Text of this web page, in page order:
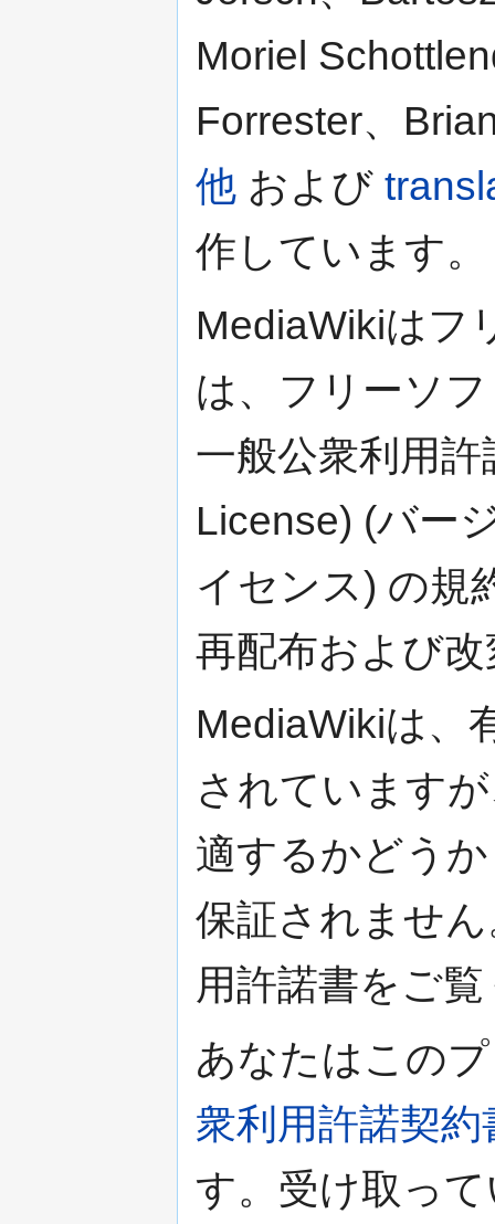
Moriel
Forrester、
他 および
作しています。
MediaWikiはフ
は、フリーソ
一般公衆利用
License) (バー
イセンス) の規
再配布および
MediaWikiは、
されています
適するかどう
保証されません
用許諾書をご
あなたはこの
衆利用許諾契約
す。受け取っ